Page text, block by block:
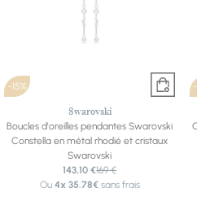
-15%
Swarovski
Boucles d'oreilles pendantes Swarovski
Constella en métal rhodié et cristaux
Swarovski
143,10 €169 €
Ou 4x 35.78€sans frais